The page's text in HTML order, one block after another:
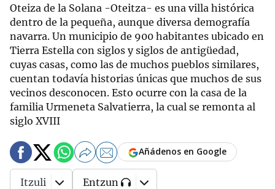
Oteiza de la Solana -Oteitza- es una villa histórica
dentro de la pequeña, aunque diversa demografía
navarra. Un municipio de 900 habitantes ubicado en
Tierra Estella con siglos y siglos de antigüedad,
cuyas casas, como las de muchos pueblos similares,
cuentan todavía historias únicas que muchos de sus
vecinos desconocen. Esto ocurre con la casa de la
familia Urmeneta Salvatierra, la cual se remonta al
siglo XVIII
Añádenos en Google
Itzuli Entzun